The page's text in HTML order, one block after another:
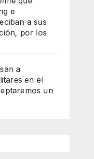
e
a sus
por los
a
en el
un